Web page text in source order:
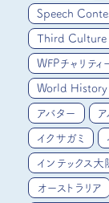
Speech
Third Culture
WFPチャリティ
World History
アバター
イクサガミ
インテックス大
オーストラリア